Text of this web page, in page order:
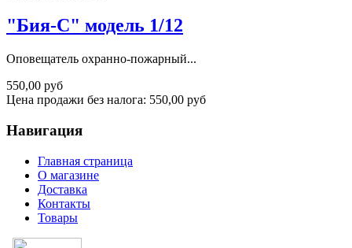
"Бия-С" модель 1/12
Оповещатель охранно-пожарный...
550,00 руб
Цена продажи без налога: 550,00 руб
Навигация
Главная страница
О магазине
Доставка
Контакты
Товары